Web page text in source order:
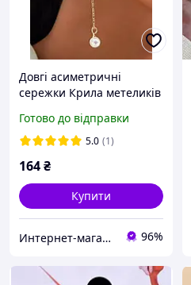
Довгі асиметричні
сережки Крила метеликів
перлами кпоп аніме
Kuromi золото (AN) 32201
Готово до відправки
5.0 (1)
164₴
Купити
Интернет-магазин "Korni" 96%